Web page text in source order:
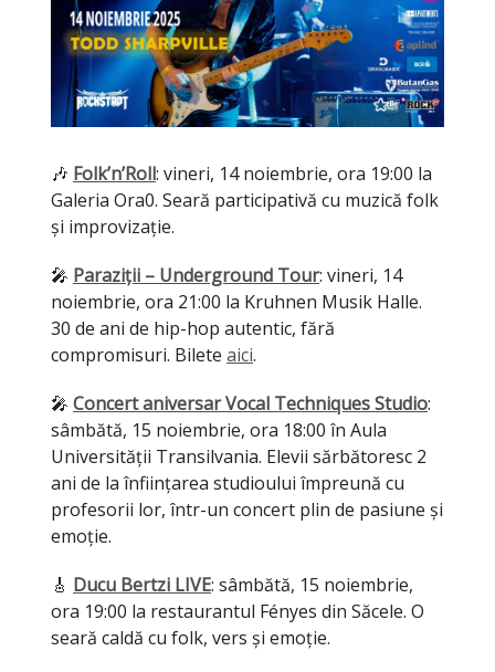
🎶 Folk’n’Roll: vineri, 14 noiembrie, ora 19:00 la
Galeria Ora0. Seară participativă cu muzică folk
și improvizație.
🎤 Paraziții – Underground Tour: vineri, 14
noiembrie, ora 21:00 la Kruhnen Musik Halle.
30 de ani de hip-hop autentic, fără
compromisuri. Bilete aici.
🎤 Concert aniversar Vocal Techniques Studio:
sâmbătă, 15 noiembrie, ora 18:00 în Aula
Universității Transilvania. Elevii sărbătoresc 2
ani de la înființarea studioului împreună cu
profesorii lor, într-un concert plin de pasiune și
emoție.
🎸 Ducu Bertzi LIVE: sâmbătă, 15 noiembrie,
ora 19:00 la restaurantul Fényes din Săcele. O
seară caldă cu folk, vers și emoție.